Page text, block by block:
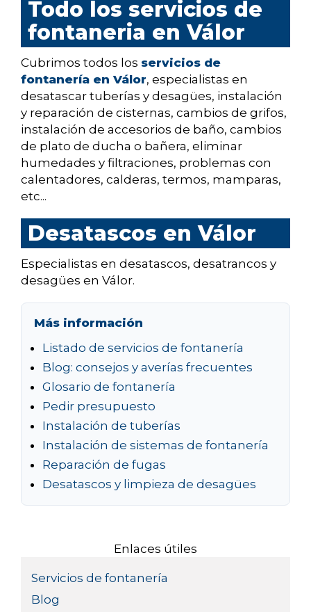
Todo los servicios de
fontaneria en Válor
Cubrimos todos los servicios de
fontanería en Válor, especialistas en
desatascar tuberías y desagües, instalación
y reparación de cisternas, cambios de grifos,
instalación de accesorios de baño, cambios
de plato de ducha o bañera, eliminar
humedades y filtraciones, problemas con
calentadores, calderas, termos, mamparas,
etc...
Desatascos en Válor
Especialistas en desatascos, desatrancos y
desagües en Válor.
Más información
Listado de servicios de fontanería
Blog: consejos y averías frecuentes
Glosario de fontanería
Pedir presupuesto
Instalación de tuberías
Instalación de sistemas de fontanería
Reparación de fugas
Desatascos y limpieza de desagües
Enlaces útiles
Servicios de fontanería
Blog